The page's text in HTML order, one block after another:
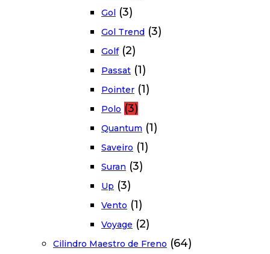
Gol (3)
Gol Trend (3)
Golf (2)
Passat (1)
Pointer (1)
Polo (3)
Quantum (1)
Saveiro (1)
Suran (3)
Up (3)
Vento (1)
Voyage (2)
Cilindro Maestro de Freno (64)